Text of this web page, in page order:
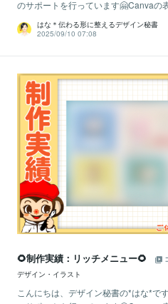
のサポートを行っています🤗Canvaの
はな＊伝わる形に整えるデザイン秘書
2025/09/10 07:08
🌻制作実績：リッチメニュー🌻
デザイン・イラスト
こんにちは、デザイン秘書の*はな*で